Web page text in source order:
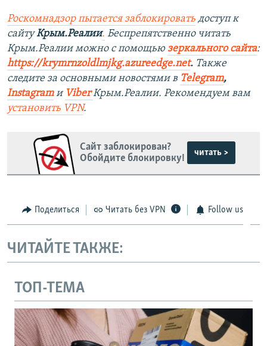
Роскомнадзор пытается заблокировать доступ к
сайту Крым.Реалии. Беспрепятственно читать
Крым.Реалии можно с помощью зеркального сайта:
https://krymrnzoldlmjkg.azureedge.net. Также
следите за основными новостями в Telegram,
Instagram и ViberКрым.Реалии. Рекомендуем вам
установить VPN.
Сайт заблокирован?
Обойдите блокировку!
читать >
Поделиться Читать без VPN Follow us
ЧИТАЙТЕ ТАКЖЕ:
ТОП-ТЕМА